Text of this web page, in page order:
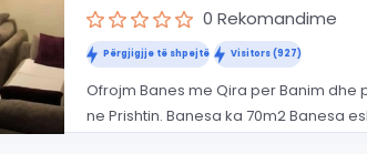
0 Rekomandime
Përgjigjje të shpejtë Visitors (927)
Ofrojm Banes me Qira per Banim dhe
ne Prishtin. Banesa ka 70m2 Banesa